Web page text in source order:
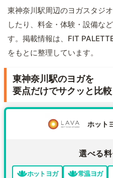
東神奈川駅周辺のヨガスタジ
したり、料金・体験・設備な
す。掲載情報は、FIT
をもとに整理しています。
東神奈川駅のヨガを
要点だけでサクッと比較
ホット
選べる
ホットヨガ 常温ヨガ